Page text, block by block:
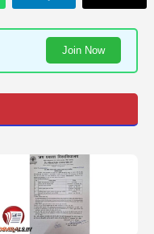
Join Now